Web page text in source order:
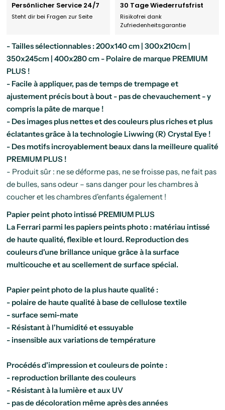
Persönlicher Service 24/7
Steht dir bei Fragen zur Seite
30 Tage Wiederrufsfrist
Risikofrei dank
Zufriedenheitsgarantie
- Tailles sélectionnables : 200x140 cm | 300x210cm |
350x245cm | 400x280 cm - Polaire de marque PREMIUM
PLUS !
- Facile à appliquer, pas de temps de trempage et
ajustement précis bout à bout - pas de chevauchement - y
compris la pâte de marque !
- Des images plus nettes et des couleurs plus riches et plus
éclatantes grâce à la technologie Liwwing (R) Crystal Eye !
- Des motifs incroyablement beaux dans la meilleure qualité
PREMIUM PLUS !
- Produit sûr : ne se déforme pas, ne se froisse pas, ne fait pas
de bulles, sans odeur – sans danger pour les chambres à
coucher et les chambres d'enfants également !
Papier peint photo intissé PREMIUM PLUS
La Ferrari parmi les papiers peints photo : matériau intissé
de haute qualité, flexible et lourd. Reproduction des
couleurs d'une brillance unique grâce à la surface
multicouche et au scellement de surface spécial.
Papier peint photo de la plus haute qualité :
- polaire de haute qualité à base de cellulose textile
- surface semi-mate
- Résistant à l'humidité et essuyable
- insensible aux variations de température
Procédés d'impression et couleurs de pointe :
- reproduction brillante des couleurs
- Résistant à la lumière et aux UV
- pas de décoloration même après des années